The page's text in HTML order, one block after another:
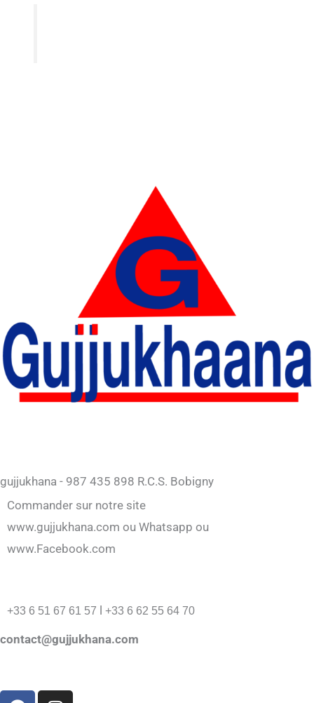
gujjukhana - 987 435 898 R.C.S. Bobigny
Commander sur notre site
www.gujjukhana.com ou Whatsapp ou
www.Facebook.com
+33 6 51 67 61 57 l +33 6 62 55 64 70
contact@gujjukhana.com
F I